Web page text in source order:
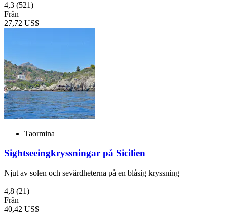
4,3 (521)
Från
27,72 US$
Taormina
Sightseeingkryssningar på Sicilien
Njut av solen och sevärdheterna på en blåsig kryssning
4,8 (21)
Från
40,42 US$